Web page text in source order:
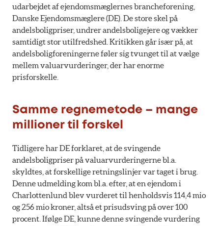
udarbejdet af ejendomsmæglernes brancheforening,
Danske Ejendomsmæglere (DE). De store skel på
andelsboligpriser, undrer andelsboligejere og vækker
samtidigt stor utilfredshed. Kritikken går især på, at
andelsboligforeningerne føler sig tvunget til at vælge
mellem valuarvurderinger, der har enorme
prisforskelle.
Samme regnemetode – mange
millioner til forskel
Tidligere har DE forklaret, at de svingende
andelsboligpriser på valuarvurderingerne bl.a.
skyldtes, at forskellige retningslinjer var taget i brug.
Denne udmelding kom bl.a. efter, at en ejendom i
Charlottenlund blev vurderet til henholdsvis 114,4 mio
og 256 mio kroner, altså et prisudsving på over 100
procent. Ifølge DE, kunne denne svingende vurdering